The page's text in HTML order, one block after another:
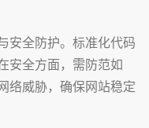
安全防护。标准化代码
安全方面，需防范如
络威胁，确保网站稳定